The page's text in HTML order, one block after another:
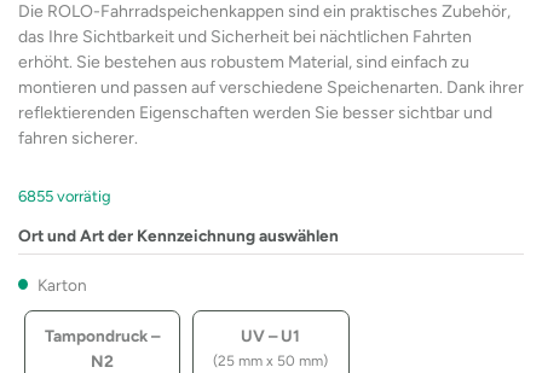
Die ROLO-Fahrradspeichenkappen sind ein praktisches Zubehör,
das Ihre Sichtbarkeit und Sicherheit bei nächtlichen Fahrten
erhöht. Sie bestehen aus robustem Material, sind einfach zu
montieren und passen auf verschiedene Speichenarten. Dank ihrer
reflektierenden Eigenschaften werden Sie besser sichtbar und
fahren sicherer.
6855 vorrätig
Ort und Art der Kennzeichnung auswählen
Karton
Tampondruck –
N2
UV – U1
(25 mm x 50 mm)